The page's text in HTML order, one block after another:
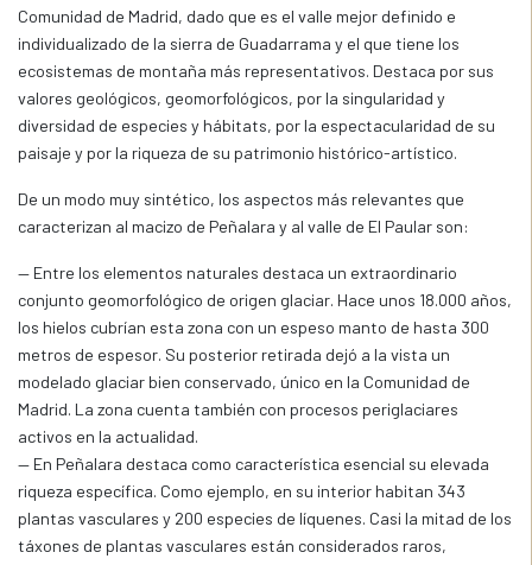
Comunidad de Madrid, dado que es el valle mejor definido e
individualizado de la sierra de Guadarrama y el que tiene los
ecosistemas de montaña más representativos. Destaca por sus
valores geológicos, geomorfológicos, por la singularidad y
diversidad de especies y hábitats, por la espectacularidad de su
paisaje y por la riqueza de su patrimonio histórico-artístico.
De un modo muy sintético, los aspectos más relevantes que
caracterizan al macizo de Peñalara y al valle de El Paular son:
— Entre los elementos naturales destaca un extraordinario
conjunto geomorfológico de origen glaciar. Hace unos 18.000 años,
los hielos cubrían esta zona con un espeso manto de hasta 300
metros de espesor. Su posterior retirada dejó a la vista un
modelado glaciar bien conservado, único en la Comunidad de
Madrid. La zona cuenta también con procesos periglaciares
activos en la actualidad.
— En Peñalara destaca como característica esencial su elevada
riqueza específica. Como ejemplo, en su interior habitan 343
plantas vasculares y 200 especies de líquenes. Casi la mitad de los
táxones de plantas vasculares están considerados raros,